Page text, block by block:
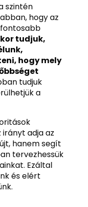
szintén
hogy az
tudjuk,
hogy mely
tudjuk
a
adja az
hanem segít
tervezhessük
Ezáltal
és elért